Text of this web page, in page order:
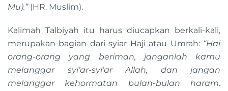
Mu).”(HR. Muslim).
Kalimah Talbiyah itu harus diucapkan berkali-kali,
merupakan bagian dari syiar Haji atau Umrah: “Hai
orang-orang yang beriman, janganlah kamu
melanggar syi’ar-syi’ar Allah, dan jangan
melanggar kehormatan bulan-bulan haram,